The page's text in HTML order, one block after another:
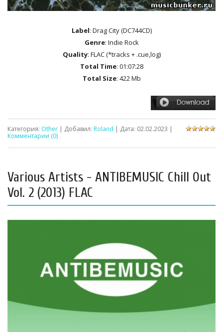
Label: Drag City (DC744CD)
Genre: Indie Rock
Quality: FLAC (*tracks + .cue,log)
Total Time: 01:07:28
Total Size: 422 Mb
Категория: Other | Добавил: Roland | Дата: 02.02.2023 |
Комментарии (0)
Various Artists - ANTIBEMUSIC Chill Out
Vol. 2 (2013) FLAC